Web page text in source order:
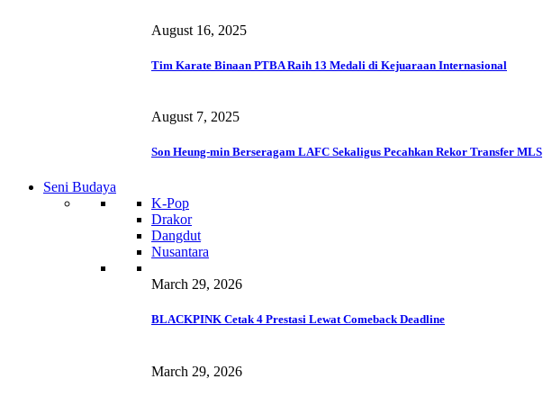
August 16, 2025
Tim Karate Binaan PTBA Raih 13 Medali di Kejuaraan Internasional
August 7, 2025
Son Heung-min Berseragam LAFC Sekaligus Pecahkan Rekor Transfer MLS
Seni Budaya
K-Pop
Drakor
Dangdut
Nusantara
March 29, 2026
BLACKPINK Cetak 4 Prestasi Lewat Comeback Deadline
March 29, 2026